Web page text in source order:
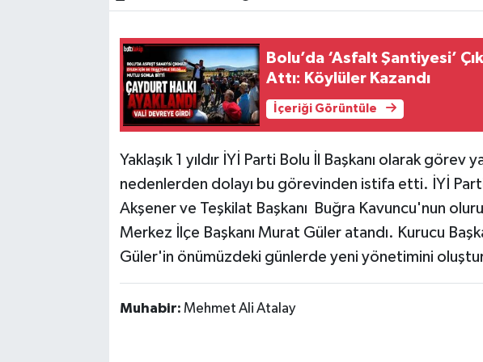
Bolu’da ‘Asfalt Şantiyesi’
Attı: Köylüler Kazandı
İçeriği Görüntüle
Yaklaşık 1 yıldır İYİ Parti Bolu İl Başkanı olarak görev
nedenlerden dolayı bu görevinden istifa etti. İYİ Parti
Akşener ve Teşkilat Başkanı Buğra Kavuncu'nun
Merkez İlçe Başkanı Murat Güler atandı. Kurucu
Güler'in önümüzdeki günlerde yeni yönetimini
Muhabir: Mehmet Ali Atalay